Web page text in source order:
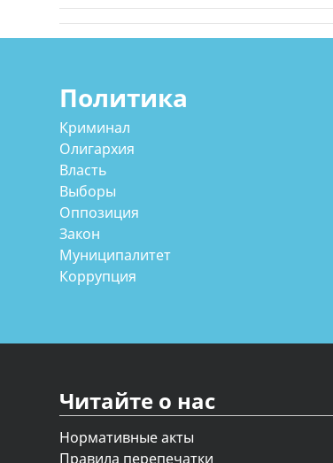
Политика
Криминал
Олигархия
Власть
Выборы
Оппозиция
Закон
Муниципалитет
Коррупция
Читайте о нас
Нормативные акты
Правила перепечатки